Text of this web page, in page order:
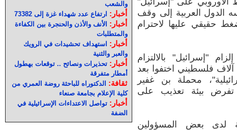
والشعب
أخبار: ارتفاع عدد شهداء غزة إلى 73382
أخبار: الأنف والأذن والحنجرة بين الكفاءة
والمتطلبات
أخبار: استهداف تحشيدات في الرويك
والعبر والثنية
أخبار:تحذيرات ونصائح .. توقعات بهطول
أمطار متفرقة
ثقافة: الدكتوراه للباحثة روضة العمري من
كلية الإعلام بجامعة صنعاء
أخبار:تواصل الاعتداءات الإسرائيلية في
الضفة
الدول العربية إلى وقف
حقيقي عليها لاحترام
"إسرائيل" بالالتزام
بالقانون الدولي، مشيرة إلى أن نحو 4 آلاف فلسطيني اختفوا بعد
محملة بن غفير
تفرض بيئة تعذيب على
لدى بعض المسؤولين